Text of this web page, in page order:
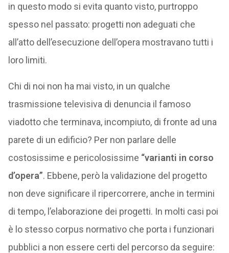
in questo modo si evita quanto visto, purtroppo
spesso nel passato: progetti non adeguati che
all’atto dell’esecuzione dell’opera mostravano tutti i
loro limiti.
Chi di noi non ha mai visto, in un qualche
trasmissione televisiva di denuncia il famoso
viadotto che terminava, incompiuto, di fronte ad una
parete di un edificio? Per non parlare delle
costosissime e pericolosissime “varianti in corso
d’opera”. Ebbene, però la validazione del progetto
non deve significare il ripercorrere, anche in termini
di tempo, l’elaborazione dei progetti. In molti casi poi
è lo stesso corpus normativo che porta i funzionari
pubblici a non essere certi del percorso da seguire: